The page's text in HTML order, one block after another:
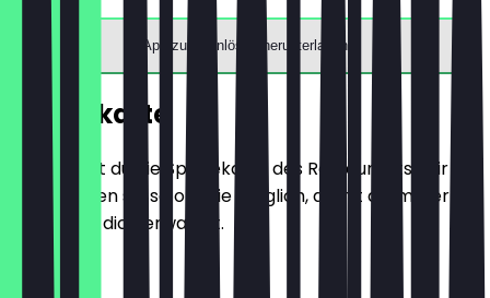
App zum Einlösen herunterladen
Speisekarte
Hier findest du die Speisekarte des Restaurants. Wir
aktualisieren sie so oft wie möglich, damit du immer
weißt, was dich erwartet.